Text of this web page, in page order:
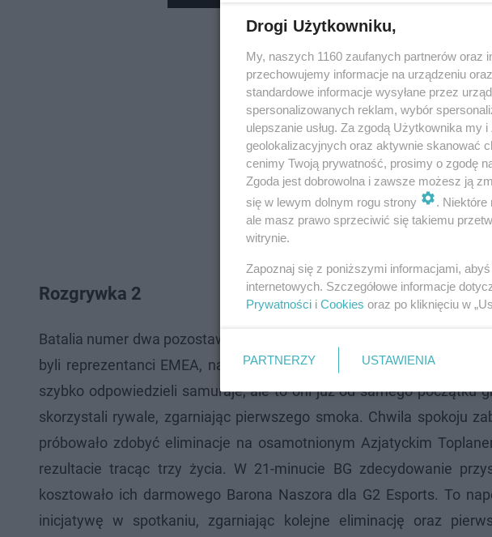
Rozgrywka 2
Batalia numer dwa pozostawiła obydwa zespoły na wcześniejszych
byli reprezentanci EMEA, natomiast to Bilibili Gaming
szybko odpowiedzieli samuraje, ale to oni już od samego początku
skorzystali rywale, zgarniając pierwszego smoka. Chwila spokoju
próbowało zdobyć eliminacje na osamotnionym Azjatyckim
rezultacie tracąc trzy życia. W 21-minucie BG zdecydowanie
kosztowało ich darmowego Barona Naszora dla G2 Esports. To
inicjatywę w spotkaniu, zgarniając kolejne eliminację oraz
Drogi Użytkowniku,
My, naszych 1160 zaufanych partnerów
przechowujemy informacje na urządzeniu
standardowe informacje wysyłane przez
spersonalizowanych reklam, wybór
ulepszanie usług. Za zgodą Użytkownika my
geolokalizacyjnych oraz aktywnie skanować
cenimy Twoją prywatność, prosimy o zgodę
Zgoda jest dobrowolna i zawsze możesz ją
się w lewym dolnym rogu strony
. Niektóre
ale masz prawo sprzeciwić się takiemu
witrynie.
Zapoznaj się z poniższymi informacjami,
internetowych. Szczegółowe informacje
Prywatności i Cookies oraz po kliknięciu w
PARTNERZY USTAWIENIA